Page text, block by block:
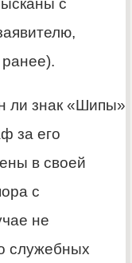
ли знак «Шипы»
за его
в своей
с
не
служебных